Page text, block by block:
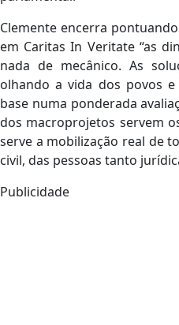
Clemente encerra
em Caritas In Veritate “as
nada de mecânico. As
olhando a vida dos povos
base numa ponderada
dos macroprojetos servem
serve a mobilização real de
civil, das pessoas tanto
Publicidade